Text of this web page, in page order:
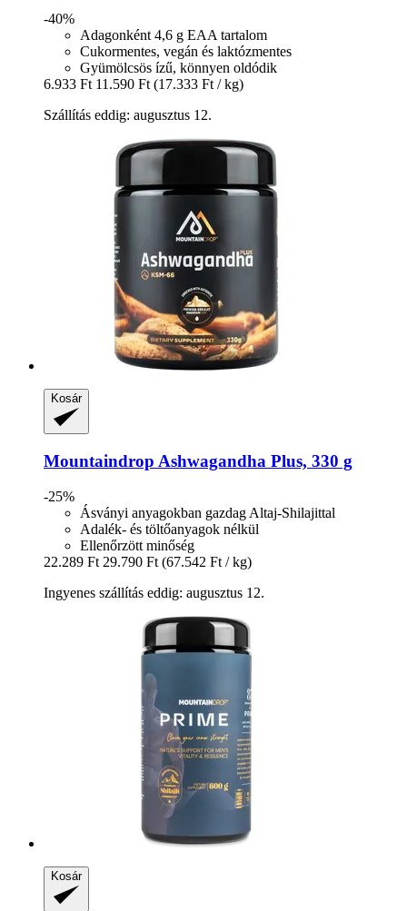
-40%
Adagonként 4,6 g EAA tartalom
Cukormentes, vegán és laktózmentes
Gyümölcsös ízű, könnyen oldódik
6.933 Ft 11.590 Ft (17.333 Ft / kg)
Szállítás eddig: augusztus 12.
Kosár
Mountaindrop Ashwagandha Plus, 330 g
-25%
Ásványi anyagokban gazdag Altaj-Shilajittal
Adalék- és töltőanyagok nélkül
Ellenőrzött minőség
22.289 Ft 29.790 Ft (67.542 Ft / kg)
Ingyenes szállítás eddig: augusztus 12.
Kosár